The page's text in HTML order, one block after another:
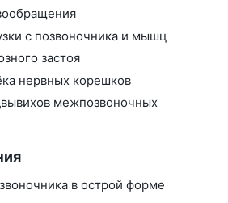
с позвоночника и мышц
застоя
нервных корешков
межпозвоночных
в острой форме